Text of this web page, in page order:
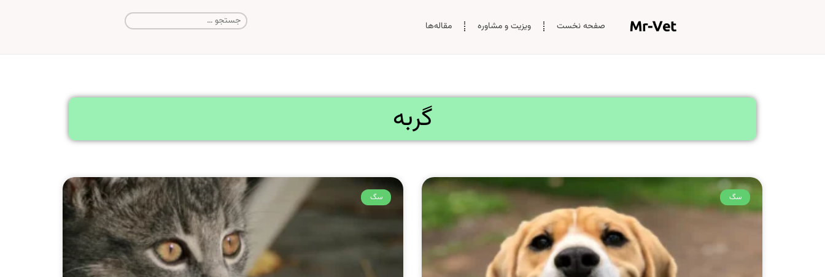
صفحه نخست ویزیت و مشاوره مقاله‌‌ها
گربه
سگ سگ